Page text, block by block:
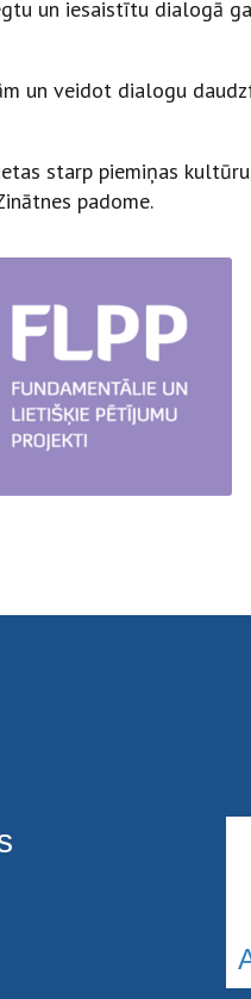
un iesaistītu dialogā
un veidot dialogu
starp piemiņas
padome.